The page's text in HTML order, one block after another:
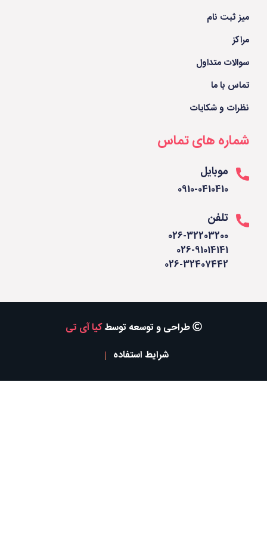
میز ثبت نام
سوالات متداول
تماس با ما
نظرات و شکایات
شماره های تماس
موبایل
0910-0410410
تلفن
026-32203200
026-91014141
026-32407442
طراحی و توسعه توسطکیا آی تی
شرایط استفاده